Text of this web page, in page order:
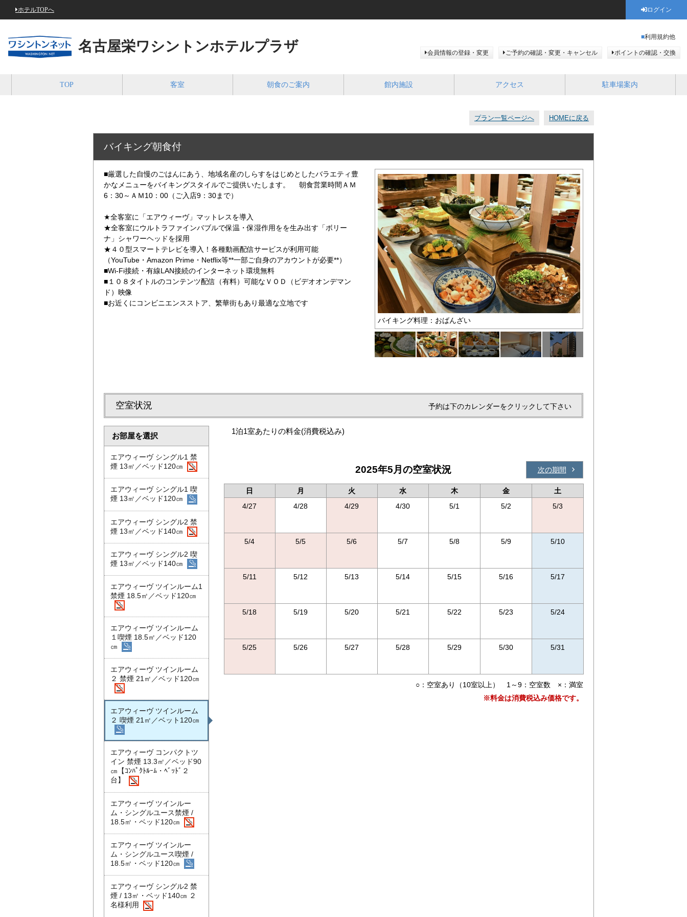
ホテルTOPへ ログイン
名古屋栄ワシントンホテルプラザ
利用規約他
会員情報の登録・変更 ご予約の確認・変更・キャンセル ポイントの確認・交換
TOP 客室 朝食のご案内 館内施設 アクセス 駐車場案内
プラン一覧ページへ HOMEに戻る
バイキング朝食付
■厳選した自慢のごはんにあう、地域名産のしらすをはじめとしたバラエティ豊
かなメニューをバイキングスタイルでご提供いたします。 朝食営業時間ＡＭ
6：30～ＡＭ10：00（ご入店9：30まで）
★全客室に「エアウィーヴ」マットレスを導入
★全客室にウルトラファインバブルで保温・保湿作用をを生み出す「ボリー
ナ」シャワーヘッドを採用
★４０型スマートテレビを導入！各種動画配信サービスが利用可能
（YouTube・Amazon Prime・Netflix等**一部ご自身のアカウントが必要**）
■Wi-Fi接続・有線LAN接続のインターネット環境無料
■１０８タイトルのコンテンツ配信（有料）可能なＶＯＤ（ビデオオンデマン
ド）映像
■お近くにコンビニエンスストア、繁華街もあり最適な立地です
バイキング料理：おばんざい
空室状況 予約は下のカレンダーをクリックして下さい
お部屋を選択
エアウィーヴ シングル1 禁
煙 13㎡／ベッド120㎝
エアウィーヴ シングル1 喫
煙 13㎡／ベッド120㎝
エアウィーヴ シングル2 禁
煙 13㎡／ベッド140㎝
エアウィーヴ シングル2 喫
煙 13㎡／ベッド140㎝
エアウィーヴ ツインルーム1
禁煙 18.5㎡／ベッド120㎝
エアウィーヴ ツインルーム
１喫煙 18.5㎡／ベッド120
㎝
エアウィーヴ ツインルーム
２ 禁煙 21㎡／ベッド120㎝
エアウィーヴ ツインルーム
２ 喫煙 21㎡／ベット120㎝
エアウィーヴ コンパクトツ
イン 禁煙 13.3㎡／ベッド90
㎝【ｺﾝﾊﾟｸﾄﾙｰﾑ・ﾍﾞｯﾄﾞ２
台】
エアウィーヴ ツインルー
ム・シングルユース禁煙 /
18.5㎡・ベッド120㎝
エアウィーヴ ツインルー
ム・シングルユース喫煙 /
18.5㎡・ベッド120㎝
エアウィーヴ シングル2 禁
煙 / 13㎡・ベッド140㎝ ２
名様利用
1泊1室あたりの料金(消費税込み)
2025年5月の空室状況 次の期間
日 月 火 水 木 金
土
4/27
4/28 4/29 4/30 5/1 5/2 5/3
5/4 5/5 5/6 5/7 5/8 5/9 5/10
5/11 5/12 5/13 5/14 5/15 5/16 5/17
5/18 5/19 5/20 5/21 5/22 5/23 5/24
5/25 5/26 5/27 5/28 5/29 5/30 5/31
○：空室あり（10室以上） 1～9：空室数 ×：満室
※料金は消費税込み価格です。